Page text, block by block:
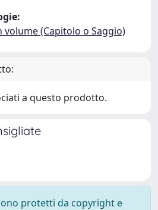
(Capitolo o Saggio)
a questo prodotto.
protetti da copyright e